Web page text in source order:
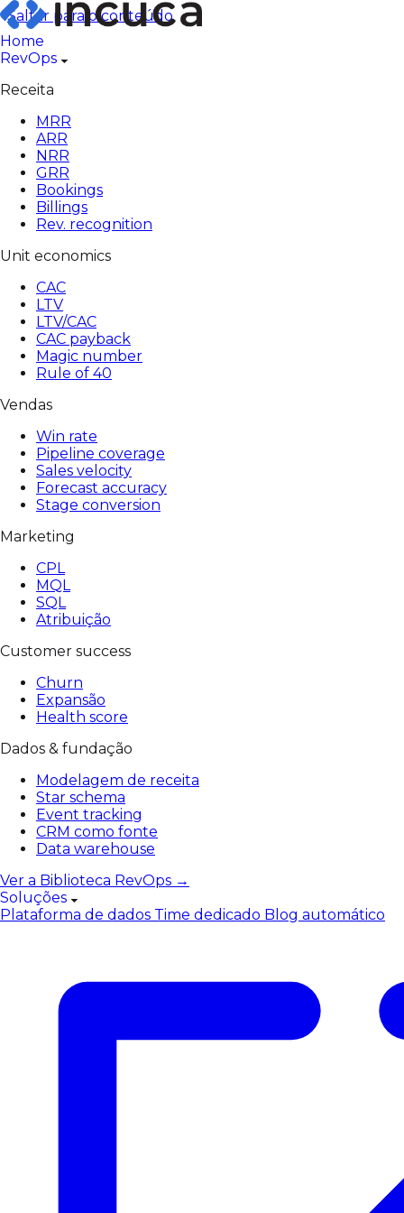
Pular
para
o
conteúdo
Saltar para o conteúdo
Home
RevOps
Receita
MRR
ARR
NRR
GRR
Bookings
Billings
Rev. recognition
Unit economics
CAC
LTV
LTV/CAC
CAC payback
Magic number
Rule of 40
Vendas
Win rate
Pipeline coverage
Sales velocity
Forecast accuracy
Stage conversion
Marketing
CPL
MQL
SQL
Atribuição
Customer success
Churn
Expansão
Health score
Dados & fundação
Modelagem de receita
Star schema
Event tracking
CRM como fonte
Data warehouse
Ver a Biblioteca RevOps →
Soluções
Plataforma de dados Time dedicado Blog automático